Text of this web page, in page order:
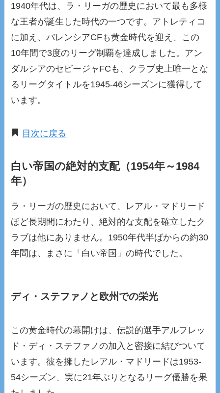
1940年代は、ラ・リーガの歴史において最も多様
な王者が誕生した時代の一つです。アトレティコ
に加え、バレンシアCFも黄金時代を迎え、この
10年間で3度のリーグ制覇を達成しました。アン
ダルシアのセビージャFCも、クラブ史上唯一とな
るリーグタイトルを1945-46シーズンに獲得して
います。
目次に戻る
白い帝国の絶対的支配（1954年～1984
年）
ラ・リーガの歴史において、レアル・マドリード
ほど長期間にわたり、絶対的な支配を確立したク
ラブは他にありません。1950年代半ばからの約30
年間は、まさに「白い帝国」の時代でした。
ディ・ステファノと欧州での栄光
この黄金時代の幕開けは、伝説的選手アルフレッ
ド・ディ・ステファノの加入と密接に結びついて
います。彼を擁したレアル・マドリードは1953-
54シーズン、実に21年ぶりとなるリーグ優勝を果